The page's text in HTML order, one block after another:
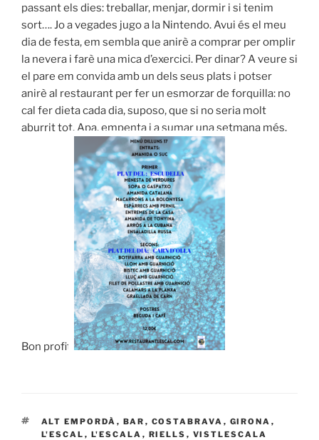
passant els dies: treballar, menjar, dormir i si tenim
sort…. Jo a vegades jugo a la Nintendo. Avui és el meu
dia de festa, em sembla que anirè a comprar per omplir
la nevera i farè una mica d’exercici. Per dinar? A veure si
el pare em convida amb un dels seus plats i potser
anirè al restaurant per fer un esmorzar de forquilla: no
cal fer dieta cada dia, suposo, que si no seria molt
aburrit tot. Apa, empenta i a sumar una setmana més.
Bon profit!
ETIQUETAS
ALT EMPORDÀ , BAR , COSTABRAVA , GIRONA ,
L'ESCAL , L'ESCALA , RIELLS , VISTLESCALA